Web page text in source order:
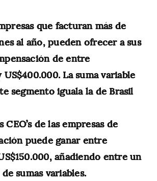
que facturan más de
al año, pueden ofrecer a sus
de entre
La suma variable
segmento iguala la de Brasil
CEO’s de las empresas de
puede ganar entre
añadiendo entre un
sumas variables.